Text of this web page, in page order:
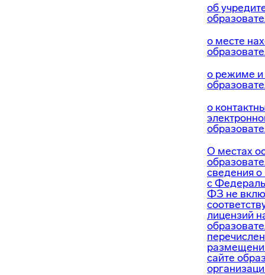
об
о месте
о режиме и
о
О местах
сведения о
с
ФЗ не
лицензий
сайте